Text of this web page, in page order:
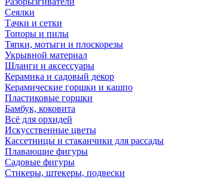
Сеялки
Тачки и сетки
Топоры и пилы
Тяпки, мотыги и плоскорезы
Укрывной материал
Шланги и аксессуары
Керамика и садовый декор
Керамические горшки и кашпо
Пластиковые горшки
Бамбук, коковита
Всё для орхидей
Искусственные цветы
Кассетницы и стаканчики для рассады
Плавающие фигуры
Садовые фигуры
Стикеры, штекеры, подвески